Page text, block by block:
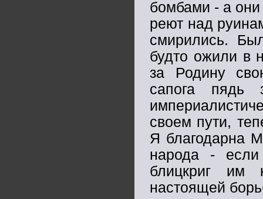
бомбами - а они
реют над
смирились.
будто ожили в
за Родину
сапога пядь
своем пути,
Я благодарна
народа -
блицкриг им
настоящей